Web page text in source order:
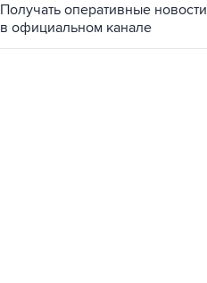
Получать оперативные новости
в официальном канале